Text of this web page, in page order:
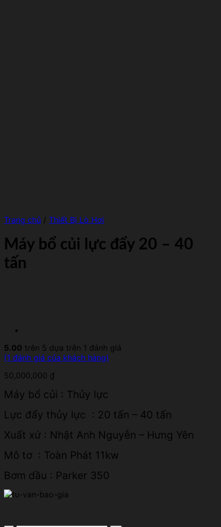
Trang chủ / Thiết Bị Lò Hơi
Máy bổ củi lực đẩy 20 – 40
tấn
5.00 trên 5 dựa trên 1 đánh giá
(1 đánh giá của khách hàng)
50,000,000 ₫
Máy bổ củi : Thủy lực
Lực đẩy thủy lực : 20 tấn – 40 tấn
Xuất xứ : Nhật Anh Nguyễn – Hưng Yên
Mô tơ : Toàn Phát 11kw
Bơm dầu : Parker 350